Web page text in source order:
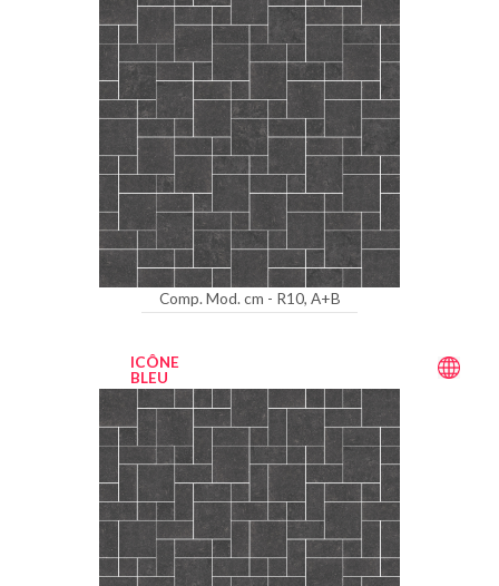
Comp. Mod. cm - R10, A+B
ICÔNE
BLEU